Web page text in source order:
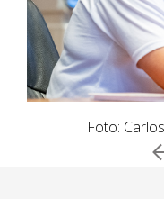
Foto: